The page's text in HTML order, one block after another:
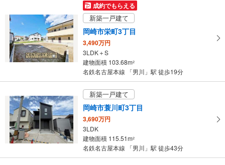
イ
ペ
ー
ジ
に
存
る
成約でもらえる
新築一戸建て
岡崎市栄町3丁目
3,490万円
3LDK＋S
建物面積 103.68m2
名鉄名古屋本線 「男川」駅 徒歩19分
新築一戸建て
岡崎市蓑川町3丁目
3,690万円
3LDK
建物面積 115.51m2
名鉄名古屋本線 「男川」駅 徒歩43分